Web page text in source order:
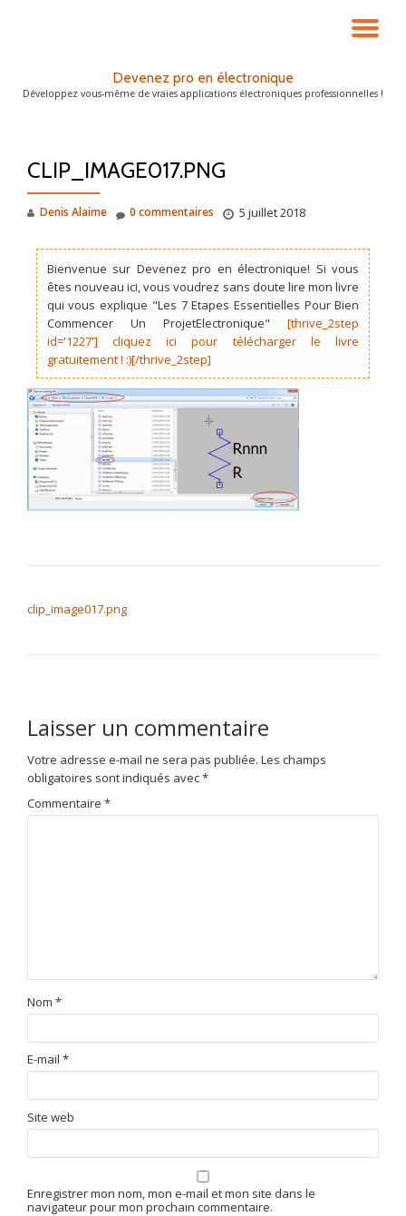
LA
Devenez pro en électronique
Développez vous-même de vraies applications électroniques professionnelles !
CLIP_IMAGE017.PNG
Denis Alaime 5 juillet 2018
0 commentaires
Bienvenue sur Devenez pro en électronique! Si vous
êtes nouveau ici, vous voudrez sans doute lire mon livre
qui vous explique "Les 7 Etapes Essentielles Pour Bien
Commencer Un ProjetElectronique"[thrive_2step
id='1227'] cliquez ici pour télécharger le livre
gratuitement ! :)[/thrive_2step]
clip_image017.png
Laisser un commentaire
Votre adresse e-mail ne sera pas publiée. Les champs
obligatoires sont indiqués avec*
Commentaire *
Nom *
E-mail *
Site web
Enregistrer mon nom, mon e-mail et mon site dans le
navigateur pour mon prochain commentaire.